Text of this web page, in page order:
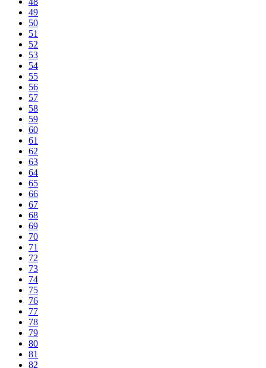
49
50
51
52
53
54
55
56
57
58
59
60
61
62
63
64
65
66
67
68
69
70
71
72
73
74
75
76
77
78
79
80
81
82